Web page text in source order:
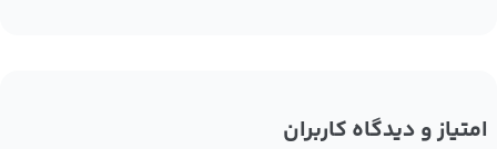
امتیاز و دیدگاه کاربران